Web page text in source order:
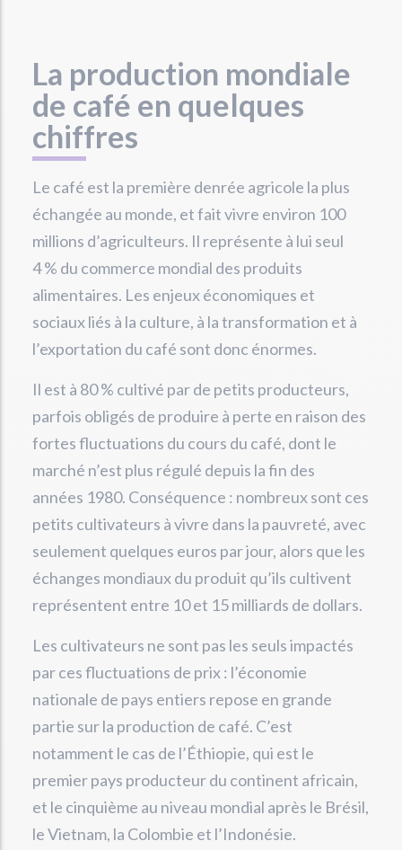
La production mondiale
de café en quelques
chiffres
Le café est la première denrée agricole la plus
échangée au monde, et fait vivre environ 100
millions d’agriculteurs. Il représente à lui seul
4 % du commerce mondial des produits
alimentaires. Les enjeux économiques et
sociaux liés à la culture, à la transformation et à
l’exportation du café sont donc énormes.
Il est à 80 % cultivé par de petits producteurs,
parfois obligés de produire à perte en raison des
fortes fluctuations du cours du café, dont le
marché n’est plus régulé depuis la fin des
années 1980. Conséquence : nombreux sont ces
petits cultivateurs à vivre dans la pauvreté, avec
seulement quelques euros par jour, alors que les
échanges mondiaux du produit qu’ils cultivent
représentent entre 10 et 15 milliards de dollars.
Les cultivateurs ne sont pas les seuls impactés
par ces fluctuations de prix : l’économie
nationale de pays entiers repose en grande
partie sur la production de café. C’est
notamment le cas de l’Éthiopie, qui est le
premier pays producteur du continent africain,
et le cinquième au niveau mondial après le Brésil,
le Vietnam, la Colombie et l’Indonésie.